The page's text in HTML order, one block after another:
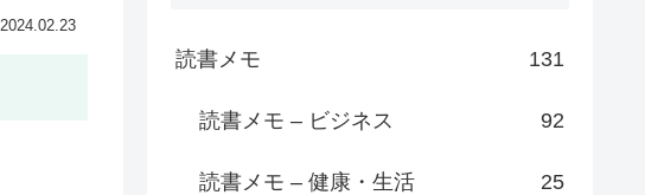
2024.02.23
読書メモ 131
読書メモ – ビジネス 92
読書メモ – 健康・生活 25